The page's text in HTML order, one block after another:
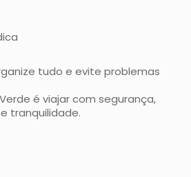
tudo e evite problemas
é viajar com segurança,
tranquilidade.